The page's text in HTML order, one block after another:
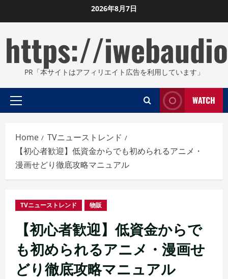
to
2026年8月7日
https://
PR「本サイトはアフィリエイト広告を利用しています」
Primary
WATCH
Home
TVニューストレンド
【初心者歓迎】低資金からでも初められるアニメ・
漫画せどり徹底攻略マニュアル
TVニューストレンド 物販
【初心者歓迎】低資金からで
も初められるアニメ・漫画せ
どり徹底攻略マニュアル